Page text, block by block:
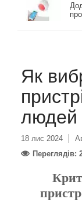
Як
людей
18 лис 2024
Переглядів: